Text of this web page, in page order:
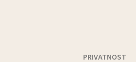
PRIVATNOST